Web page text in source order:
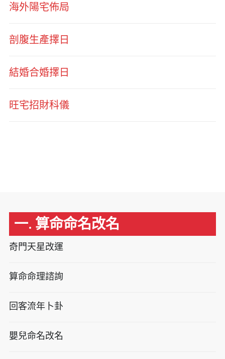
海外陽宅佈局
剖腹生產擇日
結婚合婚擇日
旺宅招財科儀
一. 算命命名改名
奇門天星改運
算命命理諮詢
回客流年卜卦
嬰兒命名改名